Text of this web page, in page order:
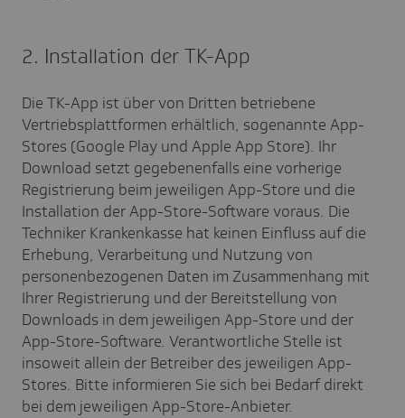
2. Installation der TK-App
Die TK-App ist über von Dritten betriebene
Vertriebsplattformen erhältlich, sogenannte App-
Stores (Google Play und Apple App Store). Ihr
Download setzt gegebenenfalls eine vorherige
Registrierung beim jeweiligen App-Store und die
Installation der App-Store-Software voraus. Die
Techniker Krankenkasse hat keinen Einfluss auf die
Erhebung, Verarbeitung und Nutzung von
personenbezogenen Daten im Zusammenhang mit
Ihrer Registrierung und der Bereitstellung von
Downloads in dem jeweiligen App-Store und der
App-Store-Software. Verantwortliche Stelle ist
insoweit allein der Betreiber des jeweiligen App-
Stores. Bitte informieren Sie sich bei Bedarf direkt
bei dem jeweiligen App-Store-Anbieter.